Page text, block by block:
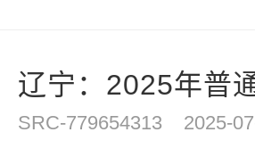
辽宁：2025年普
SRC-779654313 2025-